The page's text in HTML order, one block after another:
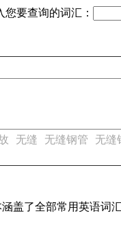
您要查询的词汇：
无缝 无缝钢管 无缝
盖了全部常用英语词